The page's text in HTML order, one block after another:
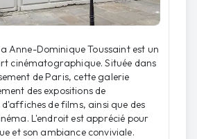
Anne-Dominique Toussaint est un
cinématographique. Située dans
de Paris, cette galerie
des expositions de
de films, ainsi que des
L'endroit est apprécié pour
et son ambiance conviviale.